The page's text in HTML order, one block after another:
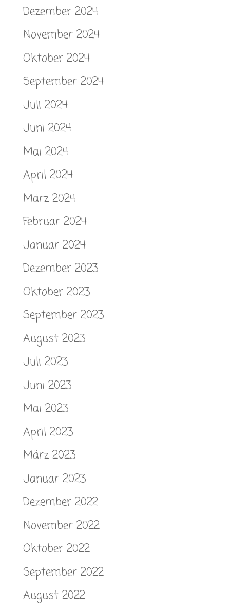
Dezember 2024
November 2024
Oktober 2024
September 2024
Juli 2024
Juni 2024
Mai 2024
April 2024
März 2024
Februar 2024
Januar 2024
Dezember 2023
Oktober 2023
September 2023
August 2023
Juli 2023
Juni 2023
Mai 2023
April 2023
März 2023
Januar 2023
Dezember 2022
November 2022
Oktober 2022
September 2022
August 2022